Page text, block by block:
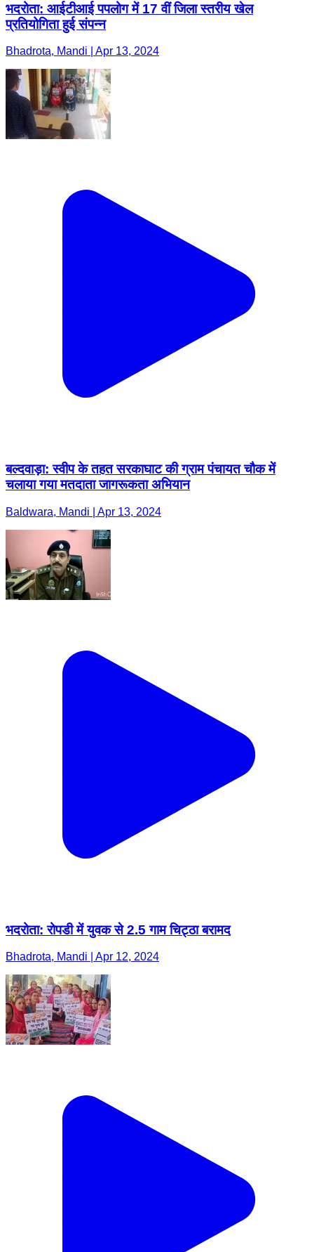
भदरोता: आईटीआई पपलोग में 17 वीं जिला स्तरीय खेल
प्रतियोगिता हुई संपन्न
Bhadrota, Mandi | Apr 13, 2024
बल्दवाड़ा: स्वीप के तहत सरकाघाट की ग्राम पंचायत चौक में
चलाया गया मतदाता जागरूकता अभियान
Baldwara, Mandi | Apr 13, 2024
भदरोता: रोपडी में युवक से 2.5 गाम चिट्ठा बरामद
Bhadrota, Mandi | Apr 12, 2024